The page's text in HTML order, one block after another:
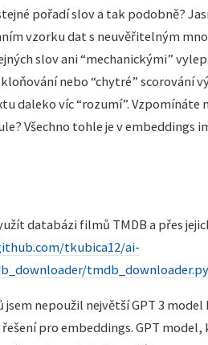
pořadí slov a tak podobně?
vzorku dat s neuvěřitelným
slov ani “mechanickými”
nebo “chytré” scorování
daleko víc “rozumí”. Vzpomínáte
Všechno tohle je v embeddings
databázi filmů TMDB a přes
tkubica12/ai-
jsem nepoužil největší GPT 3
pro embeddings. GPT